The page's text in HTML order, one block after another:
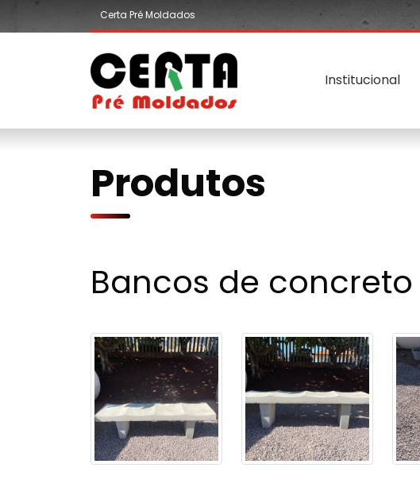
Certa Pré Moldados
Institucional
Produtos
Bancos de concreto